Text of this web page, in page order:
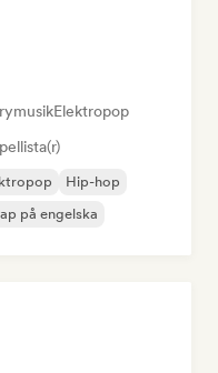
Elektropop
Hip-hop
på engelska